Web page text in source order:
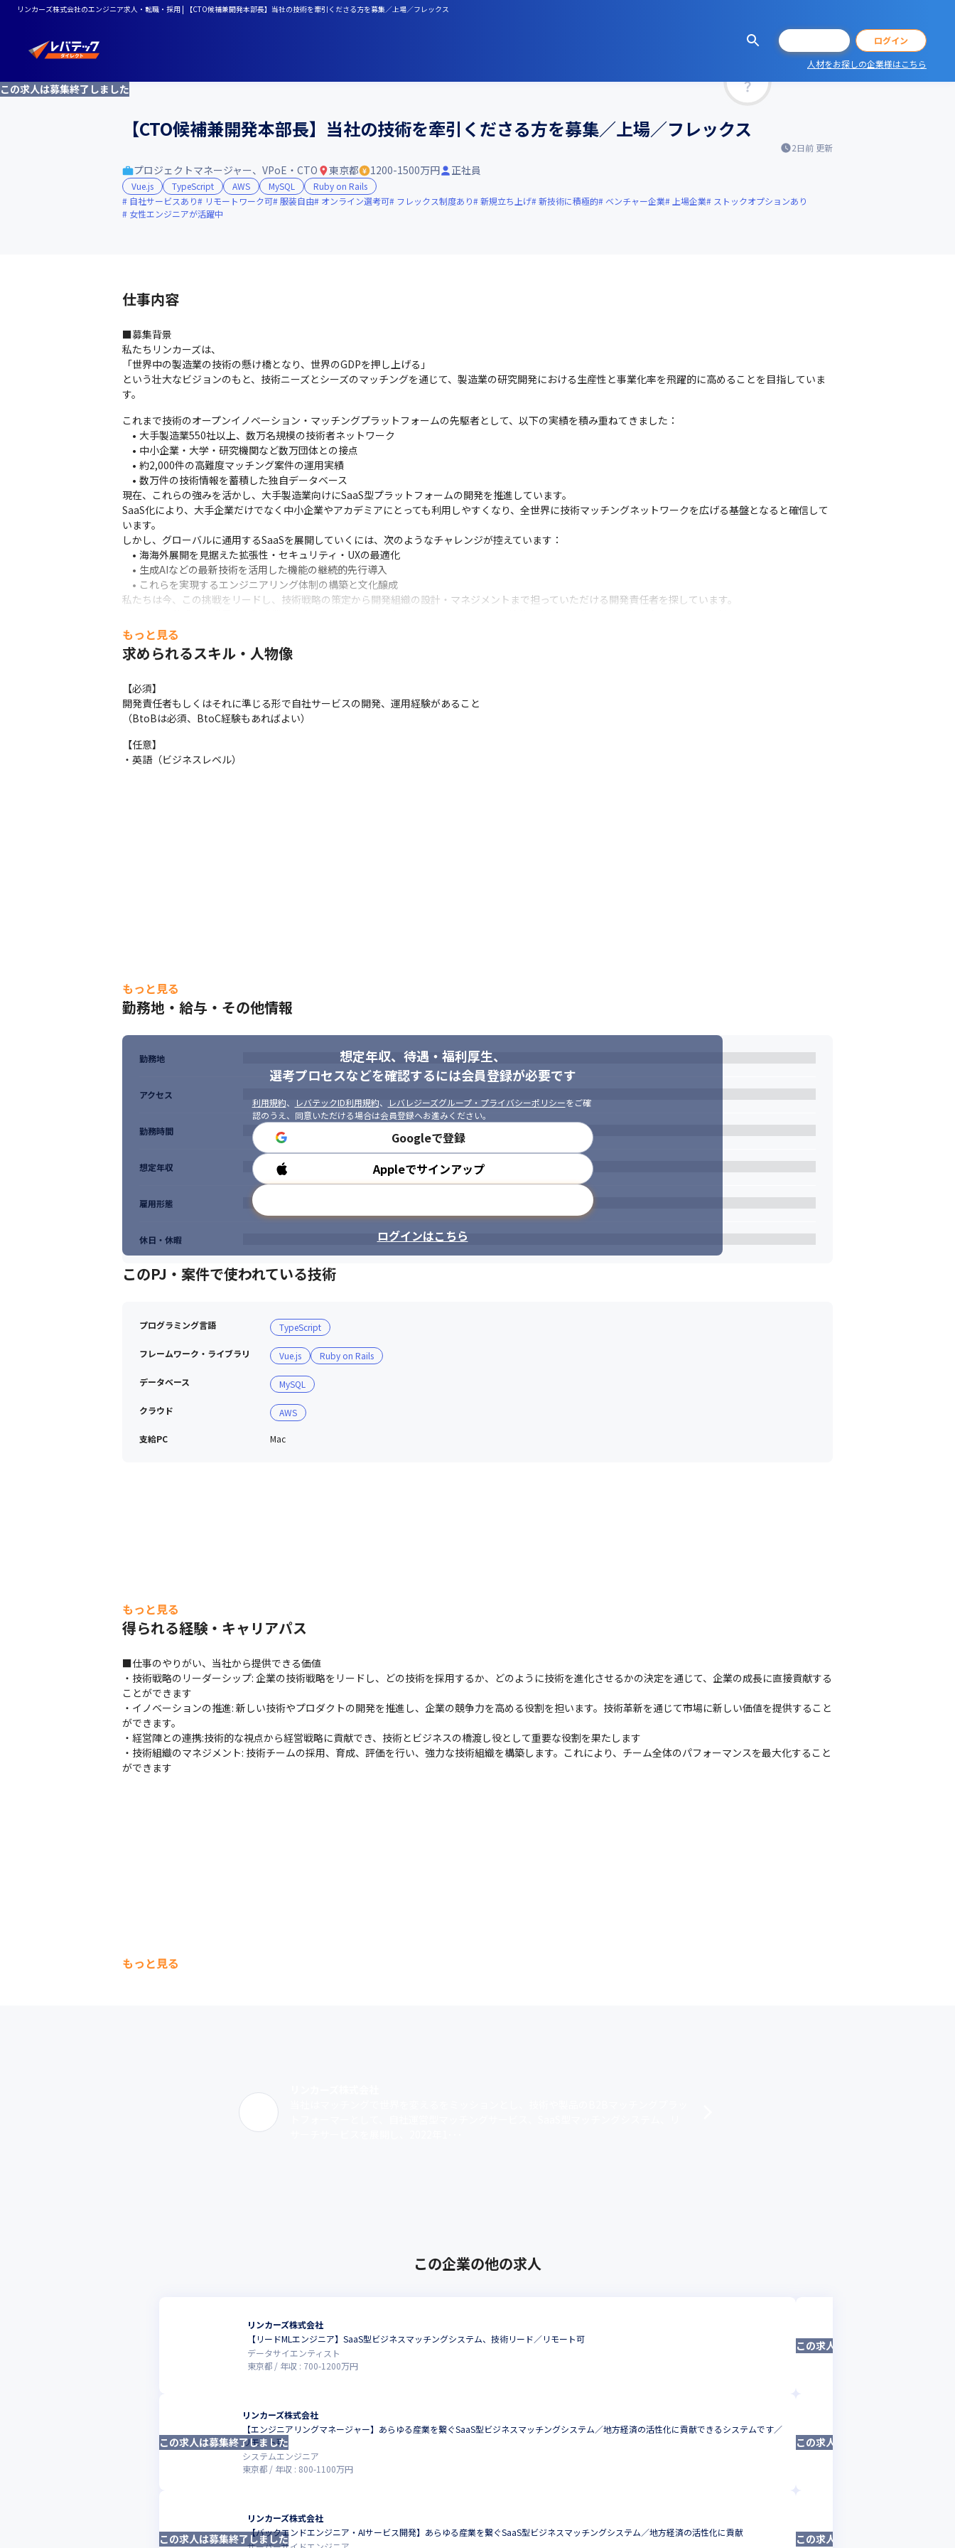
リンカーズ株式会社のエンジニア求人・転職・採用 | 【CTO候補兼開発本部長】当社の技術を牽引くださる方を募集／上場／フレックス
ログイン
人材をお探しの企業様はこちら
この求人は募集終了しました
【CTO候補兼開発本部長】当社の技術を牽引くださる方を募集／上場／フレックス
2日前 更新
プロジェクトマネージャー、VPoE・CTO 東京都 1200-1500万円 正社員
Vue.js TypeScript AWS MySQL
Ruby on Rails
自社サービスあり
リモートワーク可 服装自由 オンライン選考可 フレックス制度あり 新規立ち上げ 新技術に積極的 ベンチャー企業 上場企業
ストックオプションあり
女性エンジニアが活躍中
仕事内容
■募集背景
私たちリンカーズは、
「世界中の製造業の技術の懸け橋となり、世界のGDPを押し上げる」
という壮大なビジョンのもと、技術ニーズとシーズのマッチングを通じて、製造業の研究開発における生産性と事業化率を飛躍的に高めることを目指していま
す。
これまで技術のオープンイノベーション・マッチングプラットフォームの先駆者として、以下の実績を積み重ねてきました：
•	大手製造業550社以上、数万名規模の技術者ネットワーク
•	中小企業・大学・研究機関など数万団体との接点
•	約2,000件の高難度マッチング案件の運用実績
•	数万件の技術情報を蓄積した独自データベース
現在、これらの強みを活かし、大手製造業向けにSaaS型プラットフォームの開発を推進しています。
SaaS化により、大手企業だけでなく中小企業やアカデミアにとっても利用しやすくなり、全世界に技術マッチングネットワークを広げる基盤となると確信して
います。
しかし、グローバルに通用するSaaSを展開していくには、次のようなチャレンジが控えています：
•	海海外展開を見据えた拡張性・セキュリティ・UXの最適化
•	生成AIなどの最新技術を活用した機能の継続的先行導入
•	これらを実現するエンジニアリング体制の構築と文化醸成
私たちは今、この挑戦をリードし、技術戦略の策定から開発組織の設計・マネジメントまで担っていただける開発責任者を探しています。
■職務内容
・当社の事業を支える技術・機能戦略のリードと遂行のための予算策定
└技術的負債の返却
・エンジニア領域の組織マネジメント
└当社の事業ビジョンを実現するためのエンジニアリング機能戦略の策定
└上記を実現するためのエンジニアリング組織のありたい姿・組織体制の検討（中長期的な規模感と足元の体制、チームケイパビリティ―、国内／海外などの
観点から）
もっと見る
求められるスキル・人物像
【必須】
開発責任者もしくはそれに準じる形で自社サービスの開発、運用経験があること
（BtoBは必須、BtoC経験もあればよい）
【任意】
・英語（ビジネスレベル）
もっと見る
勤務地・給与・その他情報
想定年収、待遇・福利厚生、
選考プロセスなどを確認するには会員登録が必要です
利用規約、 レバテックID利用規約、 レバレジーズグループ・プライバシーポリシーをご確
認のうえ、同意いただける場合は会員登録へお進みください。
Googleで登録
Appleでサインアップ
ログインはこちら
勤務地
アクセス
勤務時間
想定年収
雇用形態
休日・休暇
このPJ・案件で使われている技術
プログラミング言語 TypeScript
フレームワーク・ライブラリ Vue.js Ruby on Rails
データベース MySQL
クラウド AWS
支給PC Mac
もっと見る
得られる経験・キャリアパス
■仕事のやりがい、当社から提供できる価値
・技術戦略のリーダーシップ: 企業の技術戦略をリードし、どの技術を採用するか、どのように技術を進化させるかの決定を通じて、企業の成長に直接貢献する
ことができます
・イノベーションの推進: 新しい技術やプロダクトの開発を推進し、企業の競争力を高める役割を担います。技術革新を通じて市場に新しい価値を提供すること
ができます。
・経営陣との連携:技術的な視点から経営戦略に貢献でき、技術とビジネスの橋渡し役として重要な役割を果たします
・技術組織のマネジメント: 技術チームの採用、育成、評価を行い、強力な技術組織を構築します。これにより、チーム全体のパフォーマンスを最大化すること
ができます
もっと見る
この企業の他の求人
リンカーズ株式会社
【リードMLエンジニア】SaaS型ビジネスマッチングシステム、技術リード／リモート可
データサイエンティスト
東京都
年収 : 700-1200万円
リンカーズ株式会社
【エンジニアリングマネージャー】あらゆる産業を繋ぐSaaS型ビジネスマッチングシステム／地方経済の活性化に貢献できるシステムです／
リモート可
システムエンジニア
東京都
年収 : 800-1100万円
この求人は募集終了しました
リンカーズ株式会社
【バックエンドエンジニア・AIサービス開発】あらゆる産業を繋ぐSaaS型ビジネスマッチングシステム／地方経済の活性化に貢献
この求人は募集終了しました
この求人は募集終了しました
この求人は募集終了しました
この求人は募集終了しました